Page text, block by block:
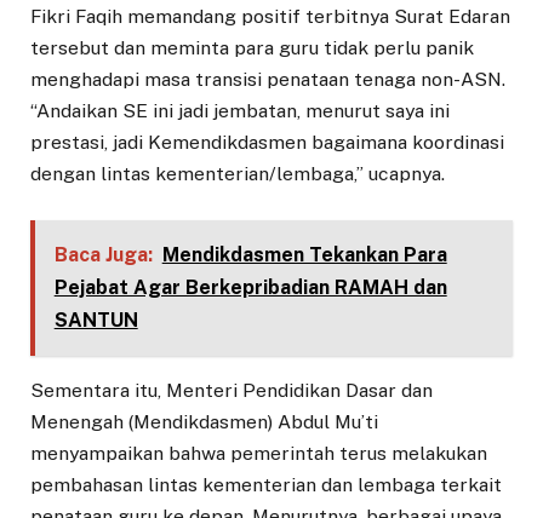
Fikri Faqih memandang positif terbitnya Surat Edaran
tersebut dan meminta para guru tidak perlu panik
menghadapi masa transisi penataan tenaga non-ASN.
“Andaikan SE ini jadi jembatan, menurut saya ini
prestasi, jadi Kemendikdasmen bagaimana koordinasi
dengan lintas kementerian/lembaga,” ucapnya.
Baca Juga: Mendikdasmen Tekankan Para
Pejabat Agar Berkepribadian RAMAH dan
SANTUN
Sementara itu, Menteri Pendidikan Dasar dan
Menengah (Mendikdasmen) Abdul Mu’ti
menyampaikan bahwa pemerintah terus melakukan
pembahasan lintas kementerian dan lembaga terkait